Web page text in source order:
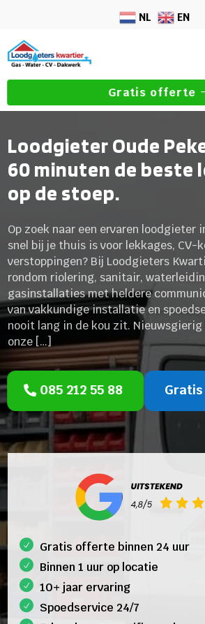
NL EN
Gratis offerte
Loodgieter Oude
60 minuten de beste
op de stoep.
Op zoek naar een ervaren loodgieter
snel bij je thuis is voor lekkages, CV-
verstoppingen? Bij Loodgieters
rondom riolering, sanitair,
gasinstallaties met heldere
van vakkundige installatie en
nooit lang in de kou zit. Nieuwsgierig
onze […]
085 212 55 88
Gratis offerte binnen 24 uur
Binnen 1 uur op locatie
10+ jaar ervaring
Spoedservice 24/7